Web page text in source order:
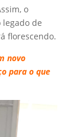
o
de
florescendo.
novo
para o que